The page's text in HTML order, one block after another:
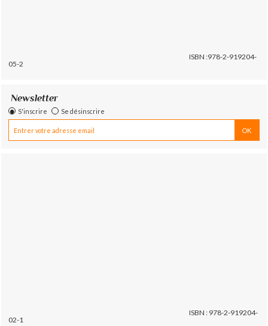
ISBN :978-2-919204-
05-2
Newsletter
S'inscrire Se désinscrire
ISBN : 978-2-919204-
02-1